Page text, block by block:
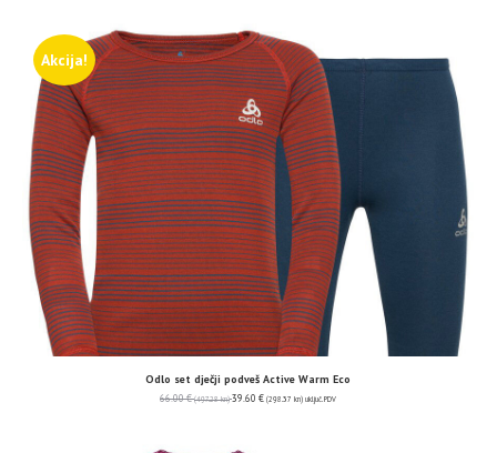
Akcija!
Odlo set dječji podveš Active Warm Eco
66.00€ (497.28 kn) 39.60 € (298.37 kn) uključ. PDV